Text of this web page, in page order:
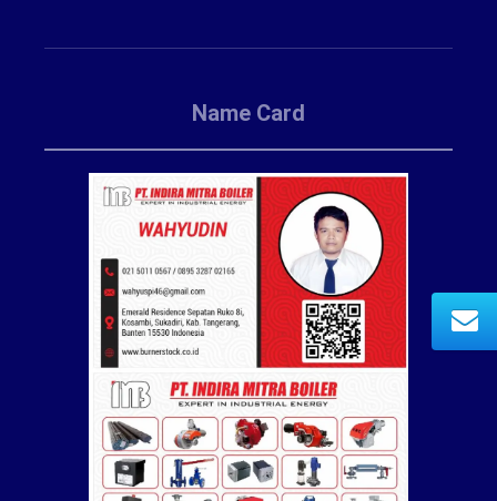
Name Card